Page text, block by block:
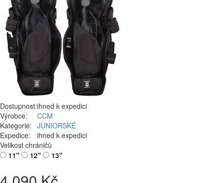
Dostupnost:ihned k expedici
Výrobce:
CCM
Kategorie: JUNIORSKÉ
Expedice:
ihned k expedici
Velikost chráničů
11"
12" 13"